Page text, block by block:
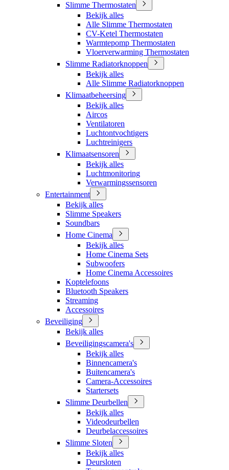
Slimme Thermostaten
Bekijk alles
Alle Slimme Thermostaten
CV-Ketel Thermostaten
Warmtepomp Thermostaten
Vloerverwarming Thermostaten
Slimme Radiatorknoppen
Bekijk alles
Alle Slimme Radiatorknoppen
Klimaatbeheersing
Bekijk alles
Aircos
Ventilatoren
Luchtontvochtigers
Luchtreinigers
Klimaatsensoren
Bekijk alles
Luchtmonitoring
Verwarmingssensoren
Entertainment
Bekijk alles
Slimme Speakers
Soundbars
Home Cinema
Bekijk alles
Home Cinema Sets
Subwoofers
Home Cinema Accessoires
Koptelefoons
Bluetooth Speakers
Streaming
Accessoires
Beveiliging
Bekijk alles
Beveiligingscamera's
Bekijk alles
Binnencamera's
Buitencamera's
Camera-Accessoires
Startersets
Slimme Deurbellen
Bekijk alles
Videodeurbellen
Deurbelaccessoires
Slimme Sloten
Bekijk alles
Deursloten